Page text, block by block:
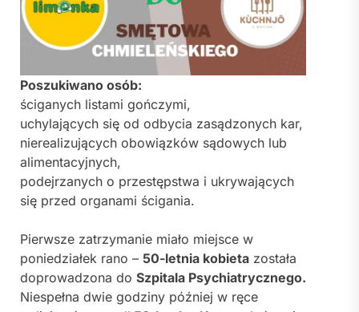
Poszukiwano osób:
ściganych listami gończymi,
uchylających się od odbycia zasądzonych kar,
nierealizujących obowiązków sądowych lub
alimentacyjnych,
podejrzanych o przestępstwa i ukrywających
się przed organami ścigania.
Pierwsze zatrzymanie miało miejsce w
poniedziałek rano – 50-letnia kobieta została
doprowadzona do Szpitala Psychiatrycznego.
Niespełna dwie godziny później w ręce